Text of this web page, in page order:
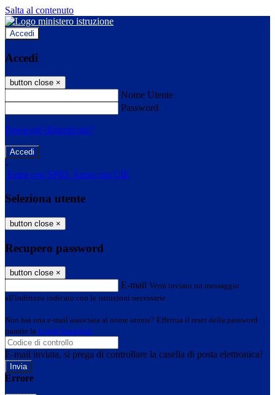
Salta al contenuto
Accedi
Accedi
button close ×
Nome Utente
Password
Password dimenticata?
-
Entra con SPID Entra con CIE
Seleziona utente
button close ×
Recupero password
button close ×
E-mail Verrà inviato un messaggio
all'indirizzo indicato con le istruzioni necessarie.
Non hai una e-mail associata al nome utente? Effettua il reset della password
tramite la Login Spaggiari
E-mail inviata, si prega di controllare la casella di posta elettronica!
Errore